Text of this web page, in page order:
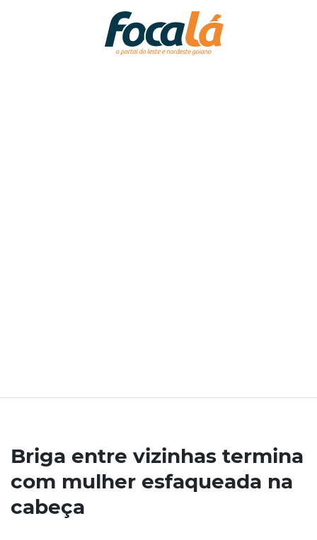
Briga entre vizinhas termina
com mulher esfaqueada na
cabeça